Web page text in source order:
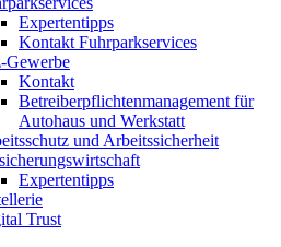
Expertentipps
Kontakt Fuhrparkservices
Gewerbe
Kontakt
Betreiberpflichtenmanagement für
Autohaus und Werkstatt
und Arbeitssicherheit
Expertentipps
Trust